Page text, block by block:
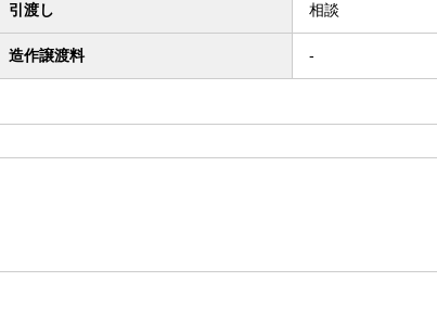
引渡し 相談
造作譲渡料 -